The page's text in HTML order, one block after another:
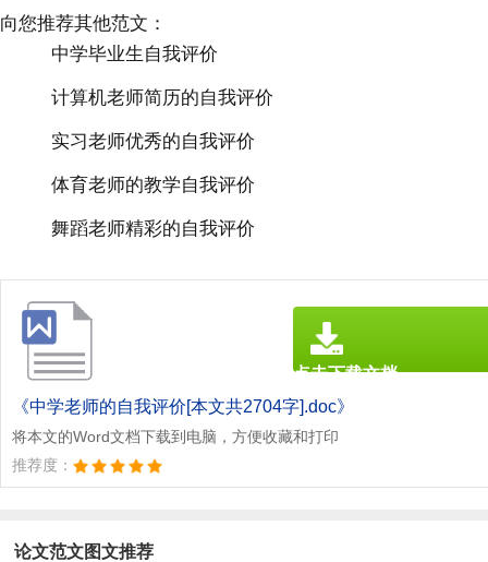
向您推荐其他范文：
中学毕业生自我评价
计算机老师简历的自我评价
实习老师优秀的自我评价
体育老师的教学自我评价
舞蹈老师精彩的自我评价
《中学老师的自我评价[本文共2704字].doc》
将本文的Word文档下载到电脑，方便收藏和打印
推荐度：
点击下载文档
文档为doc格式
论文范文图文推荐